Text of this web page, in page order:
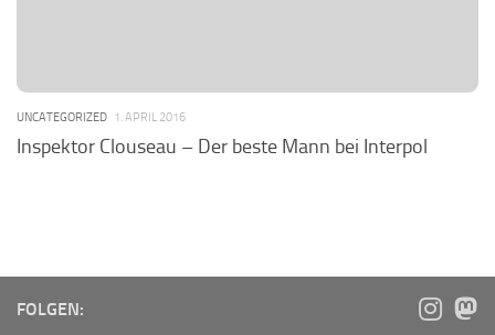
UNCATEGORIZED 1. APRIL 2016
Inspektor Clouseau – Der beste Mann bei Interpol
FOLGEN: